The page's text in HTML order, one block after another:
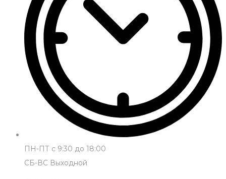
ПН-ПТ с 9:30 до 18:00
СБ-ВС Выходной